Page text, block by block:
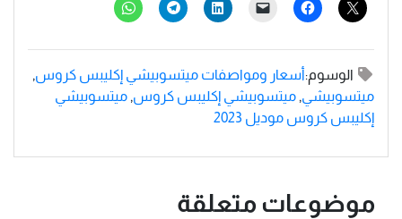
الوسوم:أسعار ومواصفات ميتسوبيشي إكليبس كروس,
ميتسوبيشي, ميتسوبيشي إكليبس كروس, ميتسوبيشي
إكليبس كروس موديل 2023
موضوعات متعلقة